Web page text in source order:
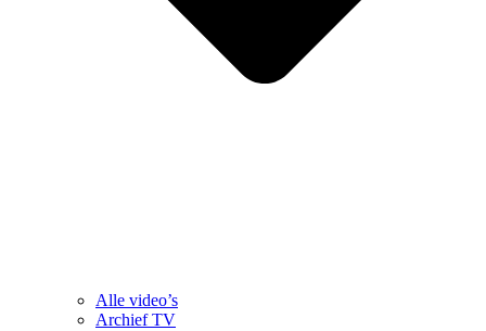
Alle video’s
Archief TV